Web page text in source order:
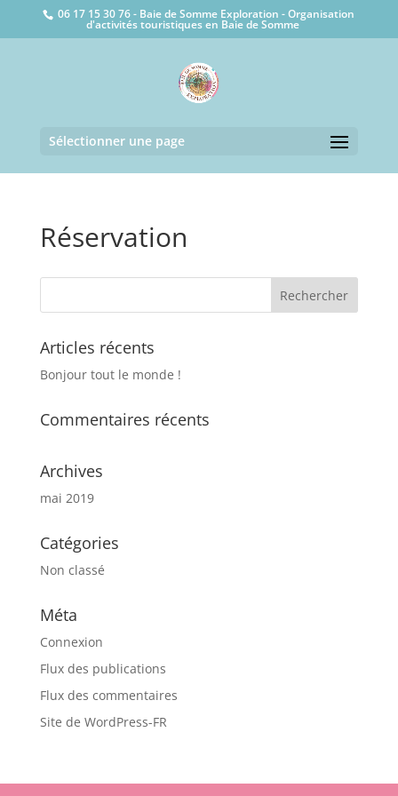
06 17 15 30 76 - Baie de Somme Exploration - Organisation
d'activités touristiques en Baie de Somme
Sélectionner une page
Réservation
Articles récents
Bonjour tout le monde !
Commentaires récents
Archives
mai 2019
Catégories
Non classé
Méta
Connexion
Flux des publications
Flux des commentaires
Site de WordPress-FR